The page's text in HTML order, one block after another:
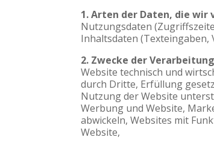
1. Arten der Daten, die wir
Nutzungsdaten
Inhaltsdaten (Texteingaben,
2. Zwecke der Verarbeitung
Website technisch und
durch Dritte, Erfüllung
Nutzung der Website
Werbung und Website,
abwickeln, Websites mit
Website,